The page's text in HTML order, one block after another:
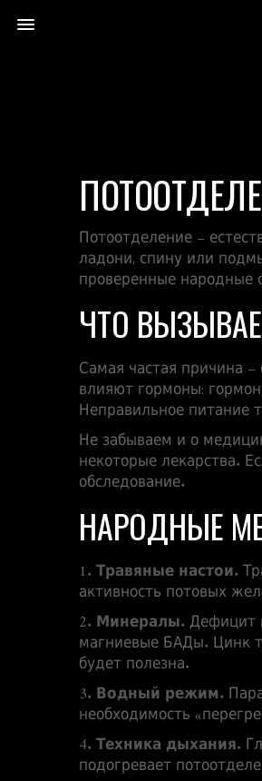
Потоотделение –
ладони, спину или
проверенные народные
ЧТО
Самая частая причина
влияют гормоны:
Неправильное питание
Не забываем и о
некоторые лекарства.
обследование.
НАРОДНЫЕ
1. Травяные настои.
активность потовых
2. Минералы. Дефицит
магниевые БАДы. Цинк
будет полезна.
3. Водный режим.
необходимость
4. Техника дыхания.
подогревает